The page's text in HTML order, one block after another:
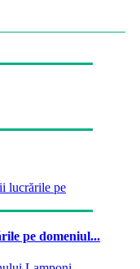
pe domeniul...